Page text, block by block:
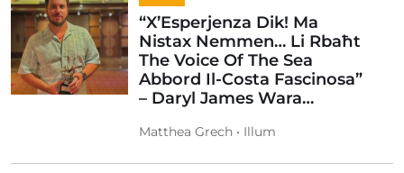
“X’Esperjenza Dik! Ma
Nistax Nemmen… Li Rbaħt
The Voice Of The Sea
Abbord Il-Costa Fascinosa”
– Daryl James Wara…
Matthea Grech • Illum